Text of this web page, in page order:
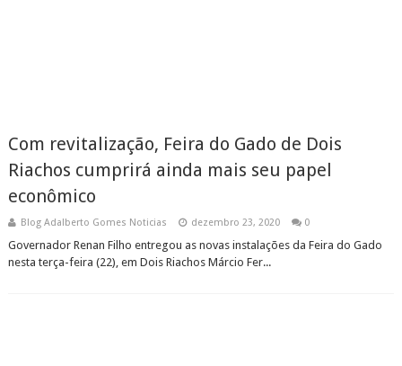
Com revitalização, Feira do Gado de Dois
Riachos cumprirá ainda mais seu papel
econômico
Blog Adalberto Gomes Noticias dezembro 23, 2020 0
Governador Renan Filho entregou as novas instalações da Feira do Gado
nesta terça-feira (22), em Dois Riachos Márcio Fer...